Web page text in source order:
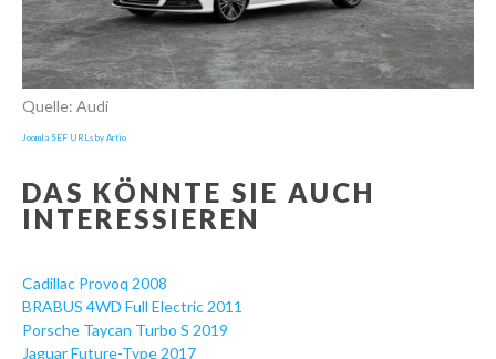
Quelle: Audi
Joomla SEF URLs by Artio
DAS KÖNNTE SIE AUCH
INTERESSIEREN
Cadillac Provoq 2008
BRABUS 4WD Full Electric 2011
Porsche Taycan Turbo S 2019
Jaguar Future-Type 2017